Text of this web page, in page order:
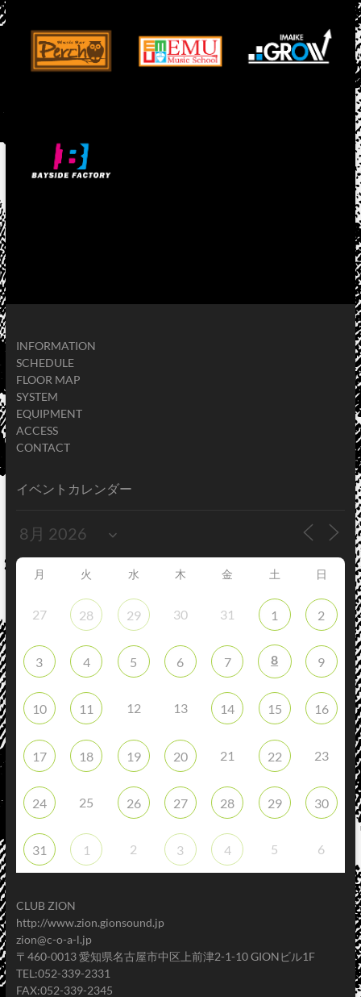
INFORMATION
SCHEDULE
FLOOR MAP
SYSTEM
EQUIPMENT
ACCESS
CONTACT
イベントカレンダー
月 火 水 木 金 土 日
27 28 29 30 31 1 2
3 4 5 6 7 8 9
10 11 12 13 14 15 16
17 18 19 20 21 22 23
24 25 26 27 28 29 30
31 1 2 3 4 5 6
CLUB ZION
http://www.zion.gionsound.jp
zion@c-o-a-l.jp
〒460-0013 愛知県名古屋市中区上前津2-1-10 GIONビル1F
TEL:052-339-2331
FAX:052-339-2345